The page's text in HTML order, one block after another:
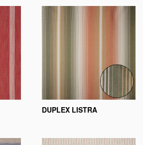
DUPLEX LISTRA